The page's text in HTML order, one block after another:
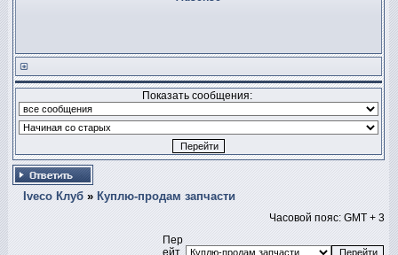
Показать сообщения:
Iveco Клуб » Куплю-продам запчасти
Часовой пояс: GMT + 3
Пер
ейт